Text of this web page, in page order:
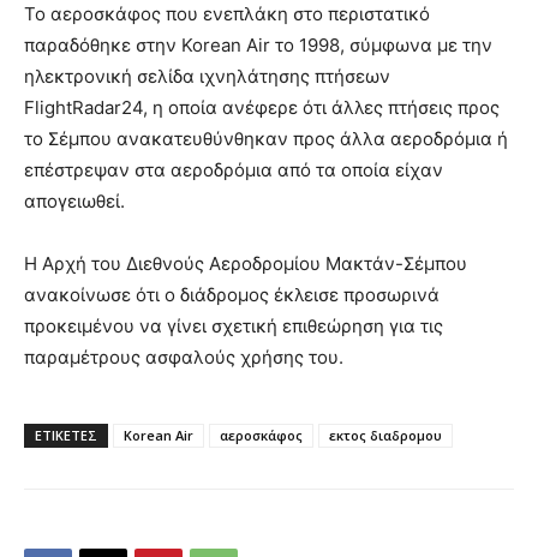
Το αεροσκάφος που ενεπλάκη στο περιστατικό
παραδόθηκε στην Korean Air το 1998, σύμφωνα με την
ηλεκτρονική σελίδα ιχνηλάτησης πτήσεων
FlightRadar24, η οποία ανέφερε ότι άλλες πτήσεις προς
το Σέμπου ανακατευθύνθηκαν προς άλλα αεροδρόμια ή
επέστρεψαν στα αεροδρόμια από τα οποία είχαν
απογειωθεί.
Η Αρχή του Διεθνούς Αεροδρομίου Μακτάν-Σέμπου
ανακοίνωσε ότι ο διάδρομος έκλεισε προσωρινά
προκειμένου να γίνει σχετική επιθεώρηση για τις
παραμέτρους ασφαλούς χρήσης του.
ΕΤΙΚΕΤΕΣ Korean Air αεροσκάφος εκτος διαδρομου